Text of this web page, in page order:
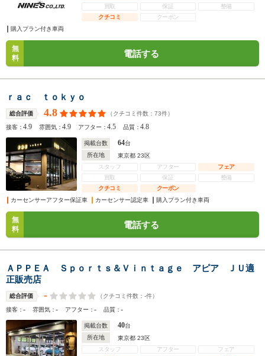
買取
保証
整備
クチコミ
クーポン
購入プラン付き車両
無
料
電話する
ｒａｃ ｔｏｋｙｏ
総合評価 4.8 （クチコミ件数： 73件）
接客：4.9 雰囲気：4.9 アフター：4.5 品質：4.8
掲載台数 64台
所在地
東京都 23区
スタッフ
アフター
フェア
買取
保証
整備
クチコミ
クーポン
カーセンサーアフター保証車
カーセンサー認定車 購入プラン付き車両
無
料
電話する
ＡＰＰＥＡ Ｓｐｏｒｔｓ＆Ｖｉｎｔａｇｅ アピア ＪＵ適
正販売店
総合評価 - （クチコミ件数： -件）
接客：- 雰囲気：- アフター：- 品質：-
掲載台数 40台
所在地
東京都 23区
スタッフ
アフター
フェア